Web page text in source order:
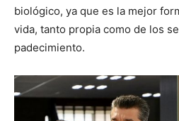
biológico, ya que es la mejor
vida, tanto propia como de los
padecimiento.